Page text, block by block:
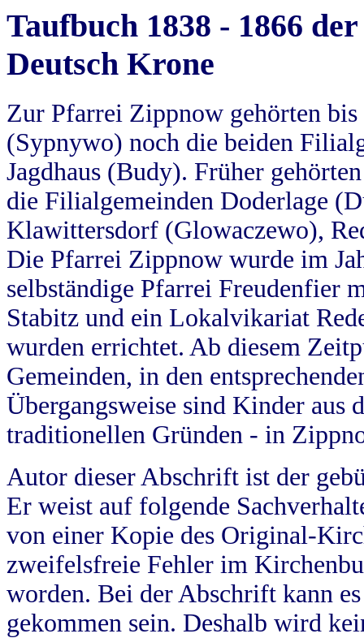
Taufbuch 1838 - 1866
Deutsch Krone
Zur Pfarrei Zippnow gehörten
(Sypnywo) noch die beiden
Jagdhaus (Budy). Früher
die Filialgemeinden Doderlage
Klawittersdorf (Glowaczewo),
Die Pfarrei Zippnow wurde im
selbständige Pfarrei Freudenfier
Stabitz und ein Lokalvikariat
wurden errichtet. Ab diesem
Gemeinden, in den
Übergangsweise sind Kinder aus
traditionellen Gründen - in
Autor dieser Abschrift ist der
Er weist auf folgende
von einer Kopie des Original-
zweifelsfreie Fehler im
worden. Bei der Abschrift kann
gekommen sein. Deshalb wird